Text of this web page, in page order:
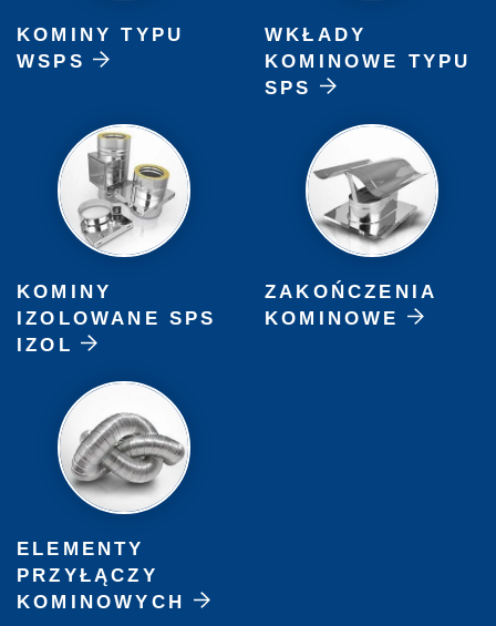
KOMINY TYPU
WSPS
WKŁADY
KOMINOWE TYPU
SPS
KOMINY
IZOLOWANE SPS
IZOL
ZAKOŃCZENIA
KOMINOWE
ELEMENTY
PRZYŁĄCZY
KOMINOWYCH